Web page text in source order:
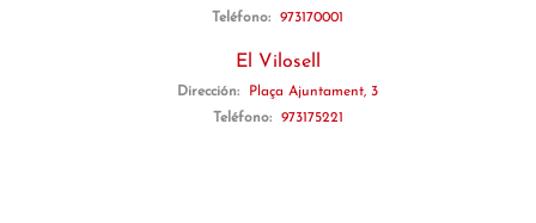
Teléfono:
973170001
El Vilosell
Dirección:
Plaça Ajuntament, 3
Teléfono:
973175221